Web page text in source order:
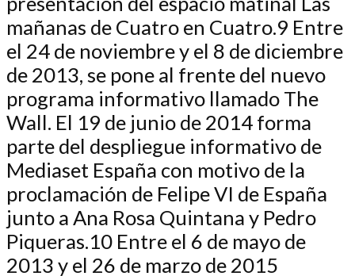
mañanas de Cuatro en Cuatro.9 Entre
el 24 de noviembre y el 8 de diciembre
de 2013, se pone al frente del nuevo
programa informativo llamado The
Wall. El 19 de junio de 2014 forma
parte del despliegue informativo de
Mediaset España con motivo de la
proclamación de Felipe VI de España
junto a Ana Rosa Quintana y Pedro
Piqueras.10 Entre el 6 de mayo de
2013 y el 26 de marzo de 2015